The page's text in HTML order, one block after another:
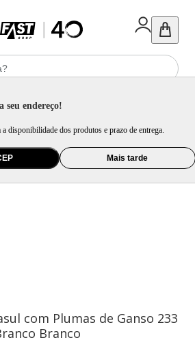
seu endereço!
disponibilidade dos produtos e prazo de entrega.
Mais tarde
/
233 Fios 50 x 70 cm - Branco
com Plumas de Ganso 233
Branco